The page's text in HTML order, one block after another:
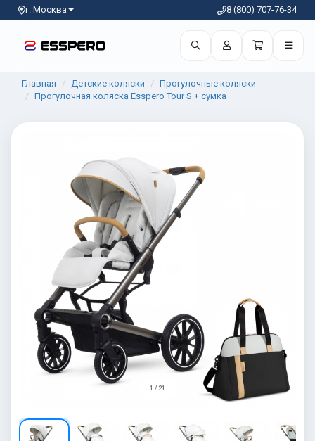
г. Москва 8 (800) 707-76-34
Главная Детские коляски
Прогулочные коляски
Прогулочная коляска Esspero Tour S + сумка
1 / 21